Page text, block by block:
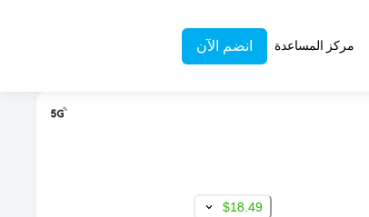
مركز المساعدة انضم الآن
$18.49